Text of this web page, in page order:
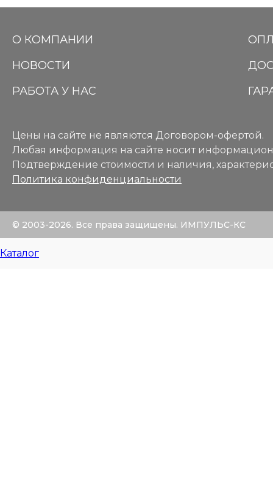
О КОМПАНИИ
НОВОСТИ
РАБОТА У НАС
Цены на сайте не являются Договором-офертой.
Любая информация на сайте носит
Подтверждение стоимости и наличия,
Политика конфиденциальности
© 2003-2026. Все права защищены. ИМПУЛЬС-КС
Каталог